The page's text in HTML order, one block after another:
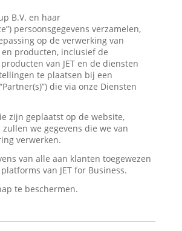
B.V. en haar
persoonsgegevens verzamelen,
op de verwerking van
producten, inclusief de
van JET en de diensten
te plaatsen bij een
die via onze Diensten
zijn geplaatst op de website,
we gegevens die we van
verwerken.
van alle aan klanten toegewezen
van JET for Business.
te beschermen.